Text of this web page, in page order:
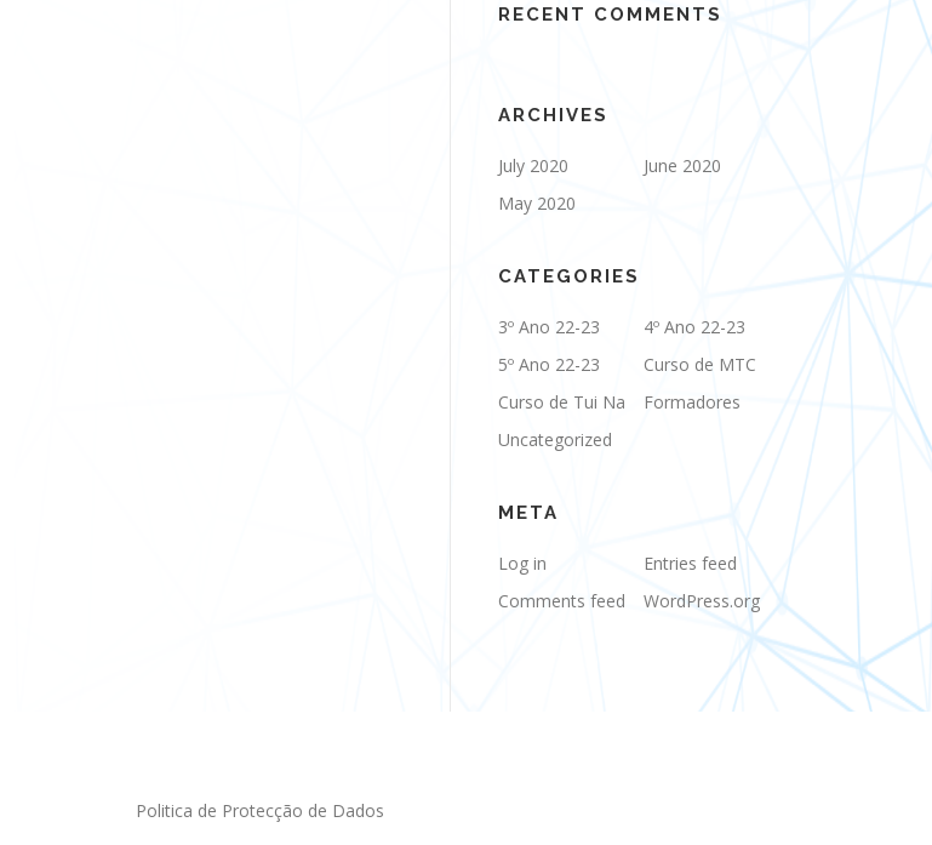
RECENT COMMENTS
ARCHIVES
July 2020
June 2020
May 2020
CATEGORIES
3º Ano 22-23
4º Ano 22-23
5º Ano 22-23
Curso de MTC
Curso de Tui Na
Formadores
Uncategorized
META
Log in
Entries feed
Comments feed
WordPress.org
Politica de Protecção de Dados